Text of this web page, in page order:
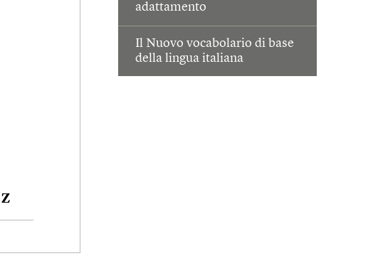
adattamento
Il Nuovo vocabolario di base
della lingua italiana
Z